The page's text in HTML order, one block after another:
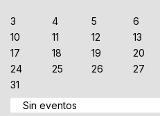
3
4 5 6
10
11 12 13
17
18 19 20
24
25 26 27
31
Sin eventos